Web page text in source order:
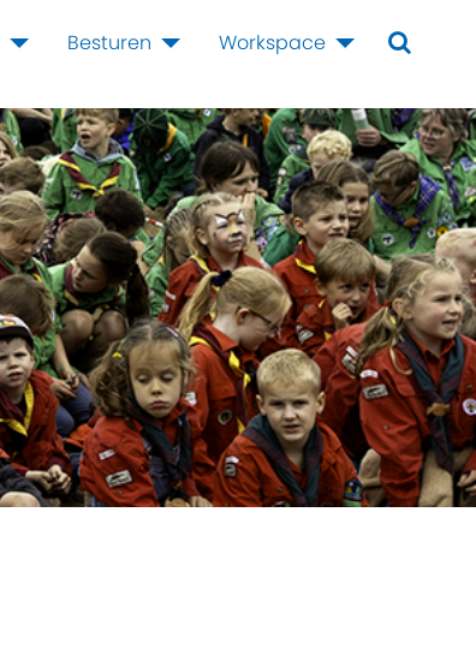
Besturen Workspace